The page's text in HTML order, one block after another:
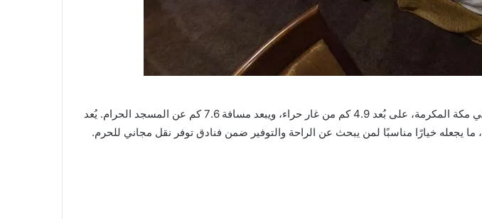
يقع فندق ضيوف المقام اثنين – Douof Al Maqam Two Hotel Free Shuttle Service في مكة المكرمة، على بُعد 4.9 كم من غار حراء، ويبعد مسافة 7.6 كم عن المسجد الحرام. يُعد
خيارًا مناسبًا لمن يبحث عن الراحة والتوفير ضمن فنادق توفر نقل مجاني للحرم.